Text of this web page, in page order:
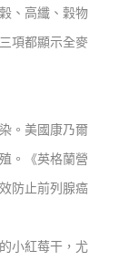
、高纖、穀物
項都顯示全麥
。美國康乃爾
。《英格蘭營
防止前列腺癌
小紅莓干，尤